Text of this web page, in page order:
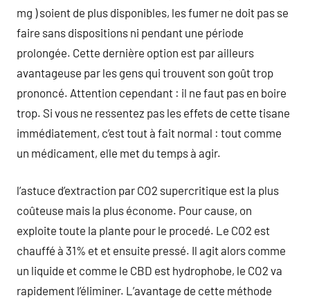
mg ) soient de plus disponibles, les fumer ne doit pas se
faire sans dispositions ni pendant une période
prolongée. Cette dernière option est par ailleurs
avantageuse par les gens qui trouvent son goût trop
prononcé. Attention cependant : il ne faut pas en boire
trop. Si vous ne ressentez pas les effets de cette tisane
immédiatement, c’est tout à fait normal : tout comme
un médicament, elle met du temps à agir.
l’astuce d’extraction par CO2 supercritique est la plus
coûteuse mais la plus économe. Pour cause, on
exploite toute la plante pour le procedé. Le CO2 est
chauffé à 31% et et ensuite pressé. Il agit alors comme
un liquide et comme le CBD est hydrophobe, le CO2 va
rapidement l’éliminer. L’avantage de cette méthode